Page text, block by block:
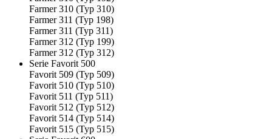
Farmer 310 (Typ 310)
Farmer 311 (Typ 198)
Farmer 311 (Typ 311)
Farmer 312 (Typ 199)
Farmer 312 (Typ 312)
Serie Favorit 500
Favorit 509 (Typ 509)
Favorit 510 (Typ 510)
Favorit 511 (Typ 511)
Favorit 512 (Typ 512)
Favorit 514 (Typ 514)
Favorit 515 (Typ 515)